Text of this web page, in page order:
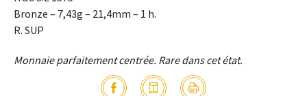
Bronze – 7,43g – 21,4mm – 1 h.
R. SUP
Monnaie parfaitement centrée. Rare dans cet état.